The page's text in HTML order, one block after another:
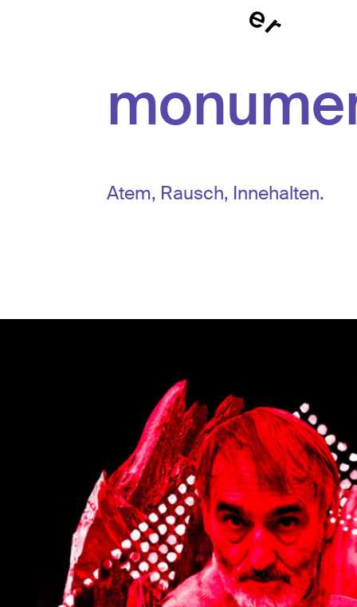
Atem, Rausch, Innehalten.